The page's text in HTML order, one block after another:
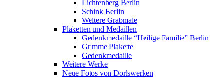
Lichtenberg Berlin
Schink Berlin
Weitere Grabmale
Plaketten und Medaillen
Gedenkmedaille “Heilige Familie” Berlin
Grimme Plakette
Gedenkmedaille
Weitere Werke
Neue Fotos von Dorlswerken